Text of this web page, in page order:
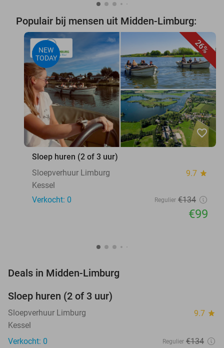
Populair bij mensen uit Midden-Limburg:
26%
NEW
TODAY
favorite_border
Sloep huren (2 of 3 uur)
Sloepverhuur Limburg
9.7 star
Kessel
Verkocht: 0
Regulier €134
€99
Deals in Midden-Limburg
NEW
TODAY
Sloep huren (2 of 3 uur)
Sloepverhuur Limburg 9.7 star
Kessel
Verkocht: 0
Regulier €134